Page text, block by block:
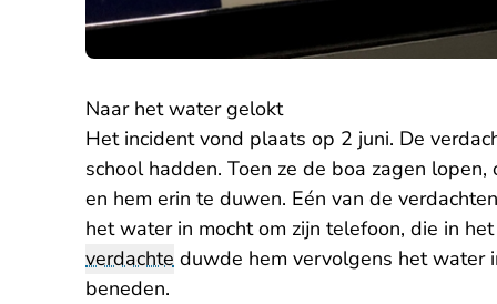
Naar het water gelokt
Het incident vond plaats op 2 juni. De
school hadden. Toen ze de boa zagen
en hem erin te duwen. Eén van de
het water in mocht om zijn telefoon, die in
verdachte duwde hem vervolgens het water
beneden.